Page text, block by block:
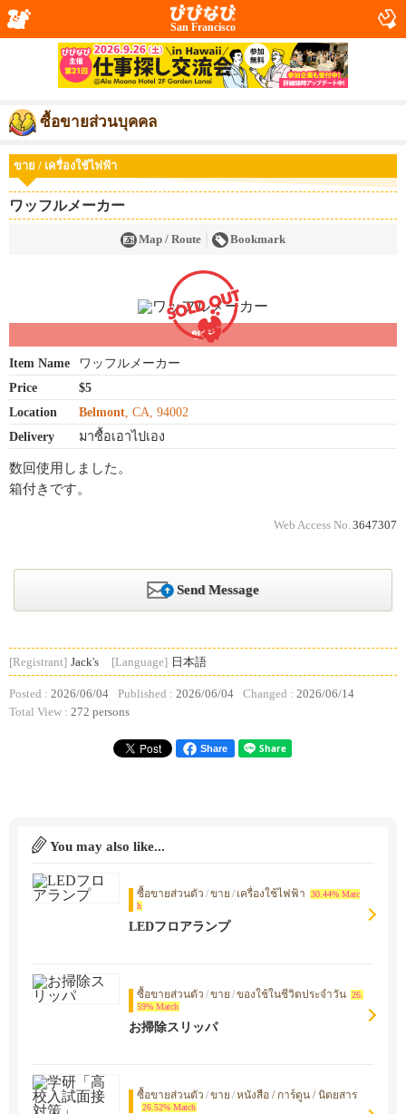
San Francisco
ซื้อขายส่วนบุคคล
ขาย / เครื่องใช้ไฟฟ้า
ワッフルメーカー
Map / Route Bookmark
ขาย
Item Name
ワッフルメーカー
Price
$5
Location
Belmont, CA, 94002
Delivery
มาซื้อเอาไปเอง
数回使用しました。
箱付きです。
Web Access No. 3647307
Send Message
[Registrant] Jack's [Language] 日本語
Posted : 2026/06/04 Published : 2026/06/04 Changed : 2026/06/14
Total View : 272 persons
Share
You may also like...
ซื้อขายส่วนตัว /ขาย / เครื่องใช้ไฟฟ้า
30.44% Matc
h
LEDフロアランプ
ซื้อขายส่วนตัว /ขาย /ของใช้ในชีวิตประจำวัน 26.
59% Match
お掃除スリッパ
ซื้อขายส่วนตัว /ขาย /หนังสือ / การ์ตูน / นิตยสาร
26.52% Match